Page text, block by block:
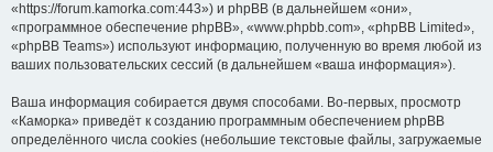
«https://forum.kamorka.com:443») и phpBB (в дальнейшем «они»,
«программное обеспечение phpBB», «www.phpbb.com», «phpBB Limited»,
«phpBB Teams») используют информацию, полученную во время любой из
ваших пользовательских сессий (в дальнейшем «ваша информация»).
Ваша информация собирается двумя способами. Во-первых, просмотр
«Каморка» приведёт к созданию программным обеспечением phpBB
определённого числа cookies (небольшие текстовые файлы, загружаемые